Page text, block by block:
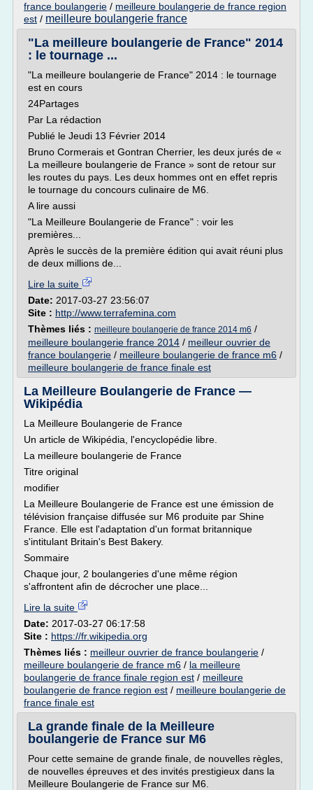
france boulangerie / meilleure boulangerie de france region
est / meilleure boulangerie france
"La meilleure boulangerie de France" 2014
: le tournage ...
"La meilleure boulangerie de France" 2014 : le tournage
est en cours
24Partages
Par La rédaction
Publié le Jeudi 13 Février 2014
Bruno Cormerais et Gontran Cherrier, les deux jurés de «
La meilleure boulangerie de France » sont de retour sur
les routes du pays. Les deux hommes ont en effet repris
le tournage du concours culinaire de M6.
A lire aussi
"La Meilleure Boulangerie de France" : voir les
premières...
Après le succès de la première édition qui avait réuni plus
de deux millions de...
Lire la suite
Date: 2017-03-27 23:56:07
Site : http://www.terrafemina.com
Thèmes liés : meilleure boulangerie de france 2014 m6 /
meilleure boulangerie france 2014 / meilleur ouvrier de
france boulangerie / meilleure boulangerie de france m6 /
meilleure boulangerie de france finale est
La Meilleure Boulangerie de France —
Wikipédia
La Meilleure Boulangerie de France
Un article de Wikipédia, l'encyclopédie libre.
La meilleure boulangerie de France
Titre original
modifier
La Meilleure Boulangerie de France est une émission de
télévision française diffusée sur M6 produite par Shine
France. Elle est l'adaptation d'un format britannique
s'intitulant Britain's Best Bakery.
Sommaire
Chaque jour, 2 boulangeries d'une même région
s'affrontent afin de décrocher une place...
Lire la suite
Date: 2017-03-27 06:17:58
Site : https://fr.wikipedia.org
Thèmes liés : meilleur ouvrier de france boulangerie /
meilleure boulangerie de france m6 / la meilleure
boulangerie de france finale region est / meilleure
boulangerie de france region est / meilleure boulangerie de
france finale est
La grande finale de la Meilleure
boulangerie de France sur M6
Pour cette semaine de grande finale, de nouvelles règles,
de nouvelles épreuves et des invités prestigieux dans la
Meilleure Boulangerie de France sur M6.